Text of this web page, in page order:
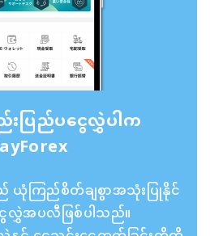
းပြည်ပငွေလွှဲပါက
ယုံကြည်စိတ်ချစွာအသုံးပြုနိုင်
လွှဲအပလီဖြစ်ပါသည်။